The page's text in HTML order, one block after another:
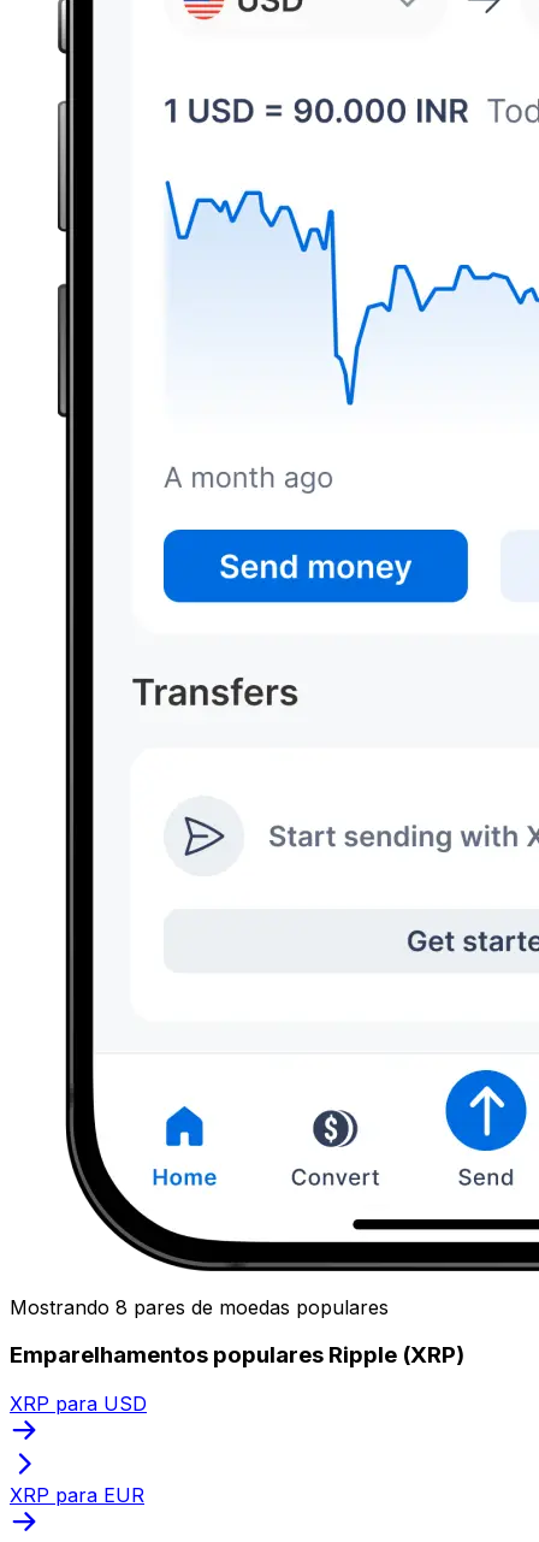
Mostrando 8 pares de moedas populares
Emparelhamentos populares Ripple (XRP)
XRP para USD
XRP para EUR